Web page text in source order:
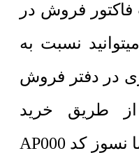
فروش در
نسبت به
در دفتر فروش
طریق خرید
اینترنتی آجر نما نسوز کد AP000